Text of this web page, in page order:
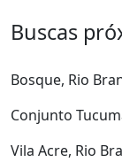
Buscas
Bosque, Rio
Conjunto
Vila Acre, Rio